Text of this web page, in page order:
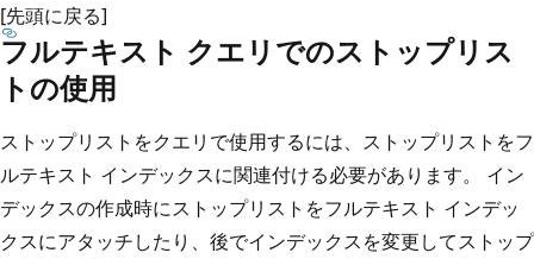
[先頭に戻る]
フルテキスト クエリでのストップリス
トの使用
ストップリストをクエリで使用するには、ストップリストをフ
ルテキスト インデックスに関連付ける必要があります。 イン
デックスの作成時にストップリストをフルテキスト インデッ
クスにアタッチしたり、後でインデックスを変更してストップ